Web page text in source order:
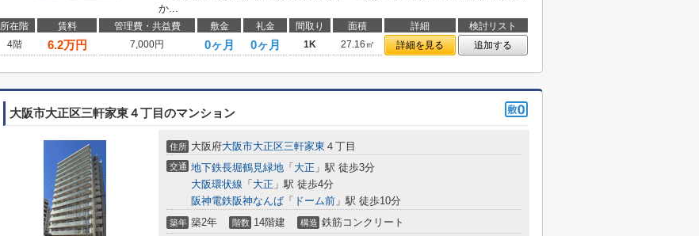
か...
所在階 賃料 管理費・共益費 敷金 礼金 間取り 面積 詳細
検討リスト
4階
6.2万円 7,000円 0ヶ月 0ヶ月 1K 27.16㎡ 詳細を見る 追加する
大阪市大正区三軒家東４丁目のマンション
住所 大阪府大阪市大正区三軒家東 ４丁目
交通 地下鉄長堀鶴見緑地 「 大正 」駅 徒歩3分
大阪環状線 「 大正 」駅 徒歩4分
阪神電鉄阪神なんば 「 ドーム前 」駅 徒歩10分
築年 築2年 階数 14階建 構造 鉄筋コンクリート